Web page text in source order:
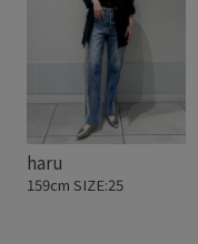
haru
159cm SIZE:25